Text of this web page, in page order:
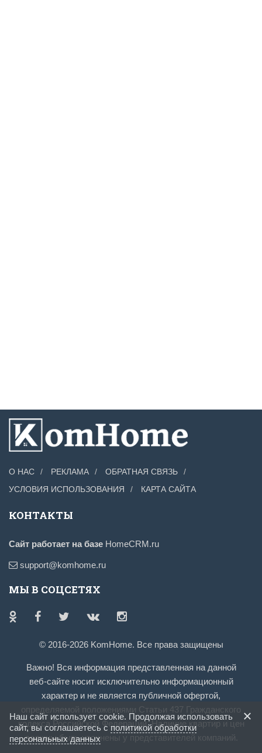
О НАС РЕКЛАМА
ОБРАТНАЯ СВЯЗЬ
УСЛОВИЯ ИСПОЛЬЗОВАНИЯ
КАРТА САЙТА
КОНТАКТЫ
Сайт работает на базе HomeCRM.ru
support@komhome.ru
МЫ В СОЦСЕТЯХ
© 2016-2026 KomHome. Все права защищены
Важно! Вся информация представленная на данной
веб-сайте носит исключительно информационный
характер и не является публичной офертой,
определяемой положениями Статьи 437 Гражданского
кодекса Российской Федерации. Наличие квартир и цен
должны быть уточнены у представителей компаний.
Наш сайт использует cookie. Продолжая использовать
сайт, вы соглашаетесь сполитикой обработки
персональных данных